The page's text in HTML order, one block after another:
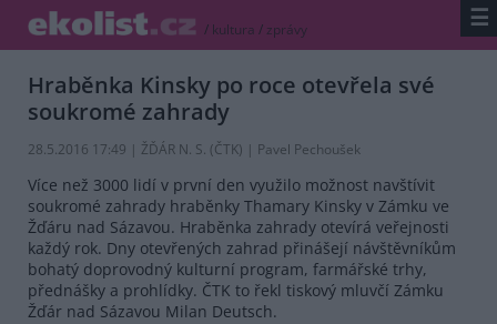
/ kultura / zprávy ☰
Hraběnka Kinsky po roce otevřela své
soukromé zahrady
28.5.2016 17:49 | ŽĎÁR N. S. (ČTK) | Pavel Pechoušek
Více než 3000 lidí v první den využilo možnost navštívit
soukromé zahrady hraběnky Thamary Kinsky v Zámku ve
Žďáru nad Sázavou. Hraběnka zahrady otevírá veřejnosti
každý rok. Dny otevřených zahrad přinášejí návštěvníkům
bohatý doprovodný kulturní program, farmářské trhy,
přednášky a prohlídky. ČTK to řekl tiskový mluvčí Zámku
Žďár nad Sázavou Milan Deutsch.